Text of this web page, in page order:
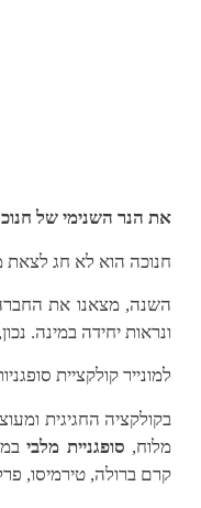
את הנר השנימי של
חנוכה הוא לא חג לצאת
השנה, מצאנו את החברה
ונראות יחידה במינה.
למונייר קולקציית
בקולקציה החגיגית
מלוח, סופגניית מלבי
קרם ברולה, טירמיסו,